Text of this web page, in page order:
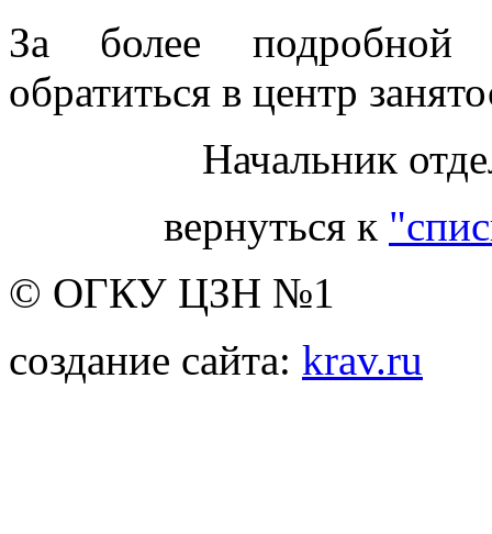
За более подробной
обратиться в центр
Начальник
вернуться к
© ОГКУ ЦЗН №1
создание сайта: krav.ru